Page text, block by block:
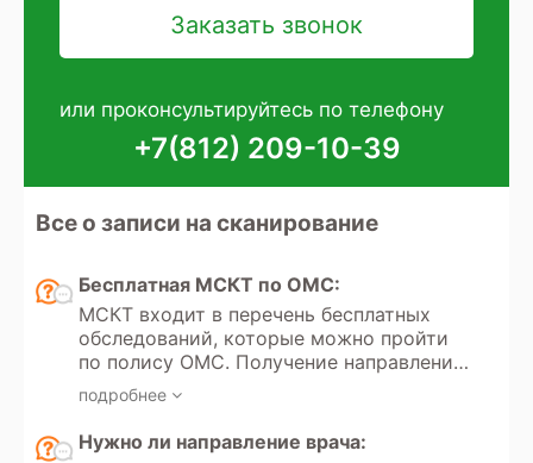
или проконсультируйтесь по телефону
+7(812) 209-10-39
Все о записи на сканирование
Бесплатная МСКТ по ОМС:
МСКТ входит в перечень бесплатных
обследований, которые можно пройти
по полису ОМС. Получение направления
на мультиспиральную компьютерную
томографию регулируется Федеральным
законом РФ «Об обязательном
медицинском страховании» №323.
подробнее
Нужно ли направление врача: